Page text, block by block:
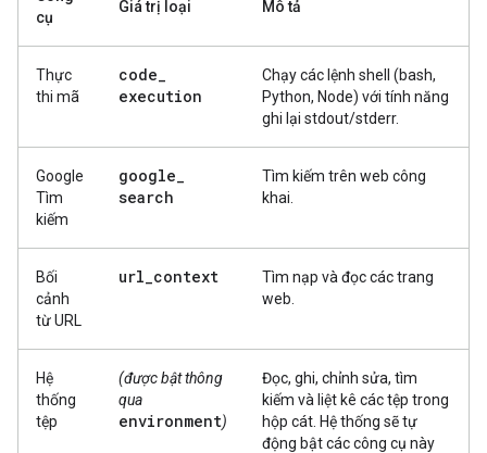
cụ
Giá trị loại Mô tả
Thực
thi mã
code_
execution
Chạy các lệnh shell (bash,
Python, Node) với tính năng
ghi lại stdout/stderr.
Google
Tìm
kiếm
google_
search
Tìm kiếm trên web công
khai.
Bối
cảnh
từ URL
url_context
Tìm nạp và đọc các trang
web.
Hệ
thống
tệp
(được bật thông
qua
environment)
Đọc, ghi, chỉnh sửa, tìm
kiếm và liệt kê các tệp trong
hộp cát. Hệ thống sẽ tự
động bật các công cụ này